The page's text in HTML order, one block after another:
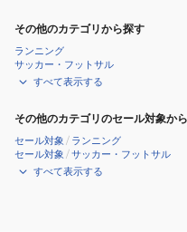
その他のカテゴリから探す
ランニング
サッカー・フットサル
すべて表示する
その他のカテゴリのセール対象か
セール対象 / ランニング
セール対象 /サッカー・フットサル
すべて表示する